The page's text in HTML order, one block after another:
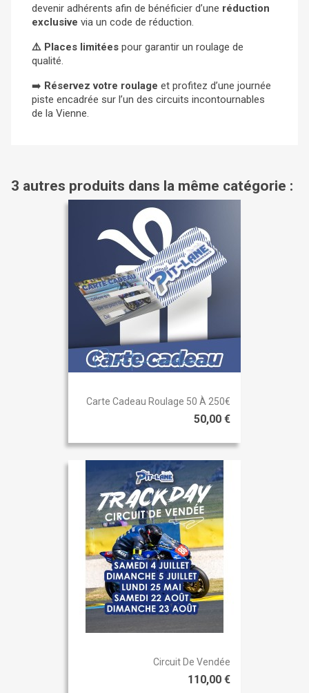
devenir adhérents afin de bénéficier d’une réduction
exclusive via un code de réduction.
⚠️ Places limitées pour garantir un roulage de
qualité.
➡️ Réservez votre roulage et profitez d’une journée
piste encadrée sur l’un des circuits incontournables
de la Vienne.
3 autres produits dans la même catégorie :
Carte Cadeau Roulage 50 À 250€
50,00 €
Circuit De Vendée
110,00 €